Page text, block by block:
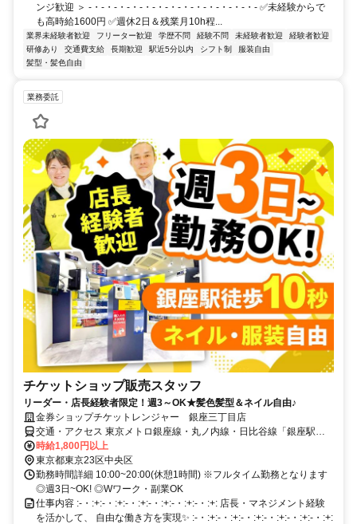
ンジ歓迎 ＞ -・-・-・-・-・-・-・-・-・-・-・-・-・- ✅未経験からで
も高時給1600円 ✅週休2日＆残業月10h程...
業界未経験者歓迎 フリーター歓迎 学歴不問 経験不問 未経験者歓迎
経験者歓迎
研修あり
交通費支給 長期歓迎 駅近5分以内 シフト制
服装自由
髪型・髪色自由
業務委託
チケットショップ販売スタッフ
リーダー・店長経験者限定！週3～OK★髪色髪型＆ネイル自由♪
金券ショップチケットレンジャー 銀座三丁目店
交通・アクセス 東京メトロ銀座線・丸ノ内線・日比谷線「銀座駅」
C8出口：徒歩10秒／JR有楽町駅 中央口 銀座方面：徒歩5分／東京メ
トロ有楽町線「有楽町駅」D８出口 銀座方面：徒歩5分
時給1,800円以上
東京都東京23区中央区
勤務時間詳細 10:00~20:00(休憩1時間) ※フルタイム勤務となります
◎週3日~OK! ◎Wワーク・副業OK
仕事内容 :-・:+:-・:+:-・:+:-・:+:-・:+:-・:+: 店長・マネジメント経験
を活かして、 自由な働き方を実現✨ :-・:+:-・:+:-・:+:-・:+:-・:+:-・:+: